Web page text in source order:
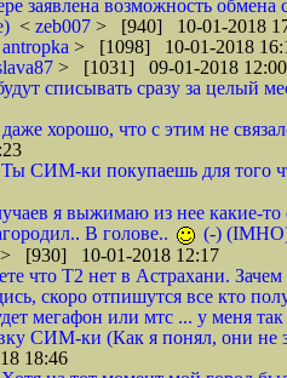
заявлена возможность
< zeb007 > [940] 10-01-2018
antropka > [1098] 10-01-2018
> [1031] 09-01-2018 12:00
списывать сразу за целый
хорошо, что с этим не
Ты СИМ-ки покупаешь для того
я выжимаю из нее какие-то
В голове..
(-)
> [930] 10-01-2018 12:17
что Т2 нет в Астрахани.
скоро отпишутся все кто
мегафон или мтс ... у меня
СИМ-ки (Как я понял, они не
18:46